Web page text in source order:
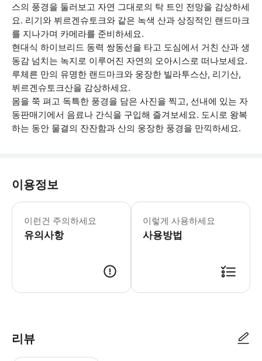
스의 풍경을 둘러보고 자연 그대로의 탁 트인 전망을 감상하세
요. 리기와 뷔르겐슈토크와 같은 녹색 산과 상징적인 랜드마크
를 지나가며 카메라를 준비하세요.
현대식 하이브리드 동력 쌍동선을 타고 도심에서 거친 산과 생
동감 넘치는 녹지로 이루어진 자연의 오아시스로 떠나보세요.
루체른 만의 유명한 랜드마크와 웅장한 빌라투스산, 리기산,
뷔르겐슈토크산을 감상하세요.
몸을 쭉 펴고 독특한 풍경을 담은 사진을 찍고, 선내에 있는 자
동판매기에서 음료나 간식을 구입해 즐겨보세요. 도시로 왕복
하는 동안 물결의 잔잔함과 산의 웅장한 풍경을 만끽하세요.
이용정보
이런건 주의하세요
유의사항
만 5세 이하의 어린이는 무료로 크루
이렇게 사용하세요
사용방법
리뷰